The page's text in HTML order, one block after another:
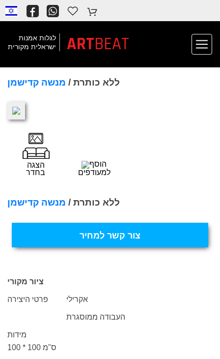
לגלות אמנות
ישראלית מקורית
ARTBEAT
ללא כותרת / מנשה קדישמן
הצגה
בחדר
הוסף
למעודפים
ללא כותרת / מנשה קדישמן
צור קשר למחיר
ציור מקורי
פרטי היצירה אקרילי
העבודה ממוסגרת
מידות
100 * 100 ס"מ